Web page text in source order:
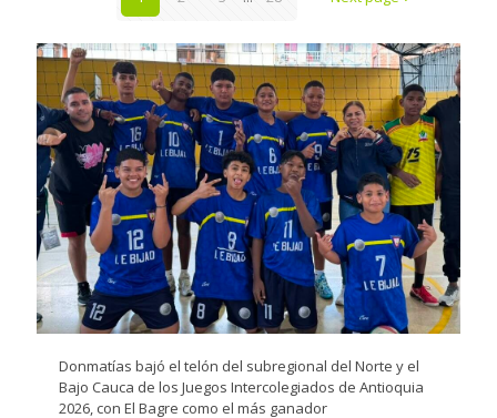
Donmatías bajó el telón del subregional del Norte y el
Bajo Cauca de los Juegos Intercolegiados de Antioquia
2026, con El Bagre como el más ganador